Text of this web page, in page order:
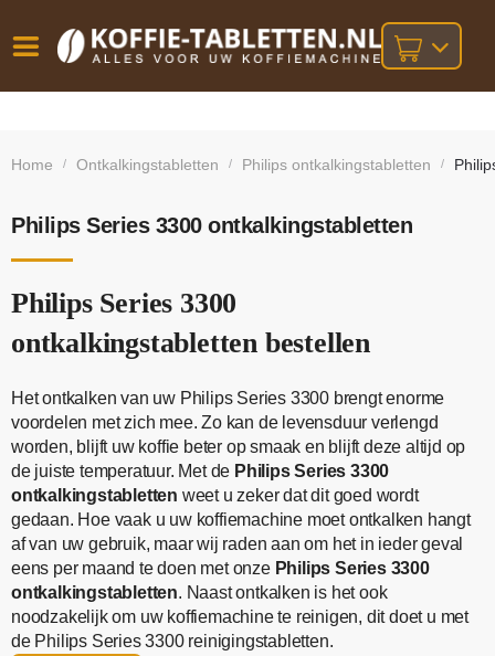
besteld,
bij orders
Home / Ontkalkingstabletten / Philips ontkalkingstabletten /
Philips Series 3300 ontkalkingstabletten
Philips Series 3300
ontkalkingstabletten bestellen
Het ontkalken van uw Philips Series 3300 brengt enorme
voordelen met zich mee. Zo kan de levensduur verlengd
worden, blijft uw koffie beter op smaak en blijft deze altijd op
de juiste temperatuur. Met de Philips Series 3300
ontkalkingstabletten weet u zeker dat dit goed wordt
gedaan. Hoe vaak u uw koffiemachine moet ontkalken hangt
af van uw gebruik, maar wij raden aan om het in ieder geval
eens per maand te doen met onze Philips Series 3300
ontkalkingstabletten. Naast ontkalken is het ook
noodzakelijk om uw koffiemachine te reinigen, dit doet u met
de Philips Series 3300 reinigingstabletten.